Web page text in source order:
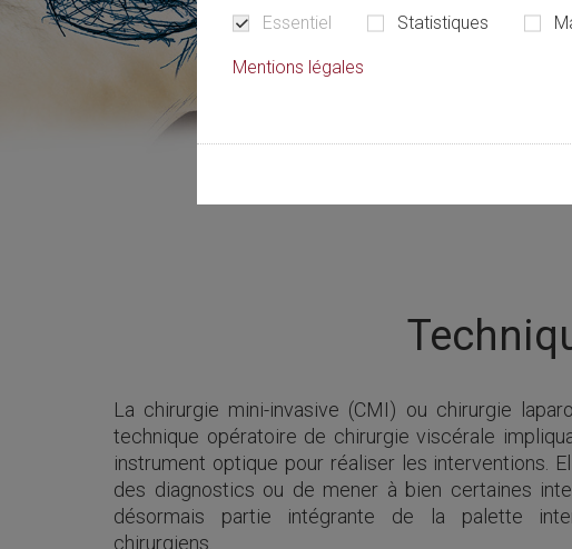
Essentiel Statistiques
Mentions légales
La chirurgie mini-invasive (CMI) ou chirurgie
technique opératoire de chirurgie viscérale
instrument optique pour réaliser les interventions.
des diagnostics ou de mener à bien certaines
désormais partie intégrante de la palette
chirurgiens.